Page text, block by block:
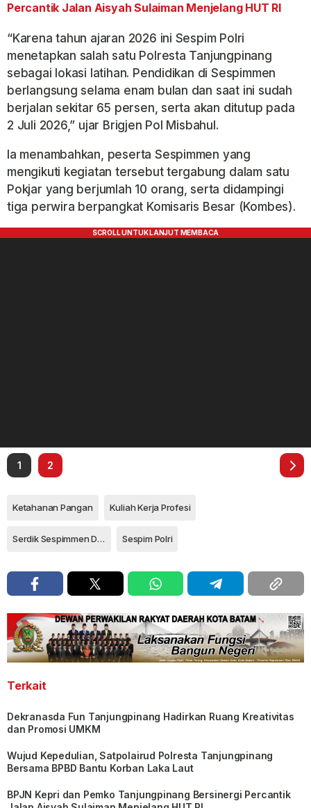
Percantik Jalan Aisyah Sulaiman Menjelang HUT RI
“Karena tahun ajaran 2026 ini Sespim Polri
menetapkan salah satu Polresta Tanjungpinang
sebagai lokasi latihan. Pendidikan di Sespimmen
berlangsung selama enam bulan dan saat ini sudah
berjalan sekitar 65 persen, serta akan ditutup pada
2 Juli 2026,” ujar Brigjen Pol Misbahul.
Ia menambahkan, peserta Sespimmen yang
mengikuti kegiatan tersebut tergabung dalam satu
Pokjar yang berjumlah 10 orang, serta didampingi
tiga perwira berpangkat Komisaris Besar (Kombes).
1 2
Ketahanan Pangan Kuliah Kerja Profesi
Serdik Sespimmen Dikreg ke-66 Sespim Polri
Terkait
Dekranasda Fun Tanjungpinang Hadirkan Ruang Kreativitas
dan Promosi UMKM
Wujud Kepedulian, Satpolairud Polresta Tanjungpinang
Bersama BPBD Bantu Korban Laka Laut
BPJN Kepri dan Pemko Tanjungpinang Bersinergi Percantik